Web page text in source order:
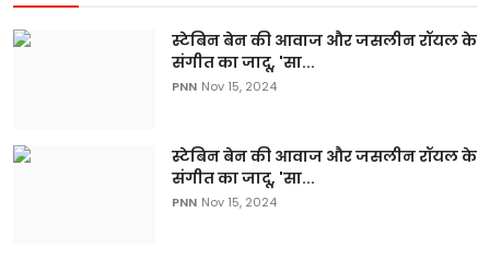
स्टेबिन बेन की आवाज और जसलीन रॉयल के
संगीत का जादू, 'सा...
PNN Nov 15, 2024
स्टेबिन बेन की आवाज और जसलीन रॉयल के
संगीत का जादू, 'सा...
PNN Nov 15, 2024